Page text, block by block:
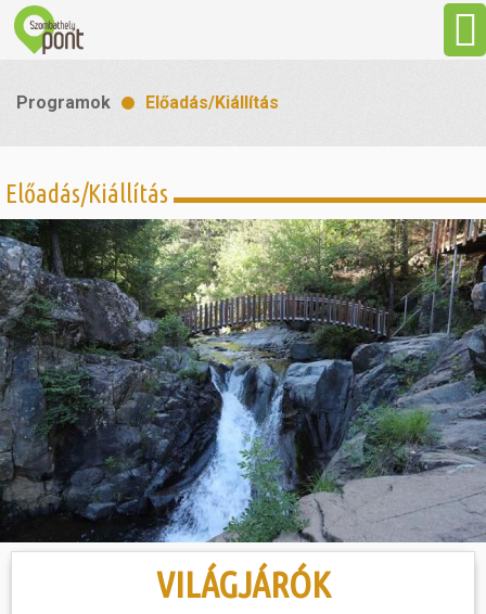
Látnivalók
Gasztronómia
Szállás
Sport
Szabadidő
Hasznos
Programok Előadás/Kiállítás
Előadás/Kiállítás
VILÁGJÁRÓK